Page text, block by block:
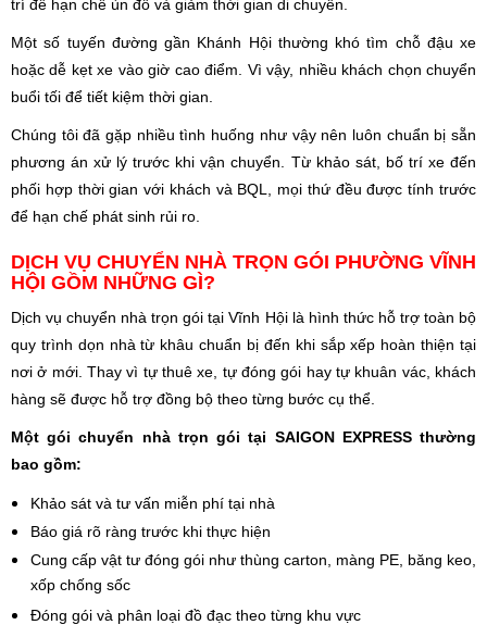
trí để hạn chế ùn đồ và giảm thời gian di chuyển.
Một số tuyến đường gần Khánh Hội thường khó tìm chỗ đậu xe
hoặc dễ kẹt xe vào giờ cao điểm. Vì vậy, nhiều khách chọn chuyển
buổi tối để tiết kiệm thời gian.
Chúng tôi đã gặp nhiều tình huống như vậy nên luôn chuẩn bị sẵn
phương án xử lý trước khi vận chuyển. Từ khảo sát, bố trí xe đến
phối hợp thời gian với khách và BQL, mọi thứ đều được tính trước
để hạn chế phát sinh rủi ro.
DỊCH VỤ CHUYỂN NHÀ TRỌN GÓI PHƯỜNG VĨNH
HỘI GỒM NHỮNG GÌ?
Dịch vụ chuyển nhà trọn gói tại Vĩnh Hội là hình thức hỗ trợ toàn bộ
quy trình dọn nhà từ khâu chuẩn bị đến khi sắp xếp hoàn thiện tại
nơi ở mới. Thay vì tự thuê xe, tự đóng gói hay tự khuân vác, khách
hàng sẽ được hỗ trợ đồng bộ theo từng bước cụ thể.
Một gói chuyển nhà trọn gói tại SAIGON EXPRESS thường
bao gồm:
Khảo sát và tư vấn miễn phí tại nhà
Báo giá rõ ràng trước khi thực hiện
Cung cấp vật tư đóng gói như thùng carton, màng PE, băng keo,
xốp chống sốc
Đóng gói và phân loại đồ đạc theo từng khu vực